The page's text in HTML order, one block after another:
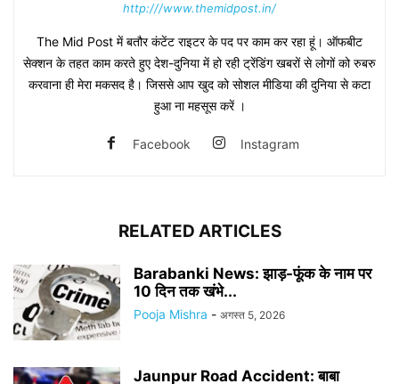
http:///www.themidpost.in/
The Mid Post में बतौर कंटेंट राइटर के पद पर काम कर रहा हूं। ऑफबीट
सेक्शन के तहत काम करते हुए देश-दुनिया में हो रही ट्रेंडिंग खबरों से लोगों को रुबरु
करवाना ही मेरा मकसद है। जिससे आप खुद को सोशल मीडिया की दुनिया से कटा
हुआ ना महसूस करें ।
Facebook Instagram
RELATED ARTICLES
Barabanki News: झाड़-फूंक के नाम पर
10 दिन तक खंभे...
Pooja Mishra - अगस्त 5, 2026
Jaunpur Road Accident: बाबा